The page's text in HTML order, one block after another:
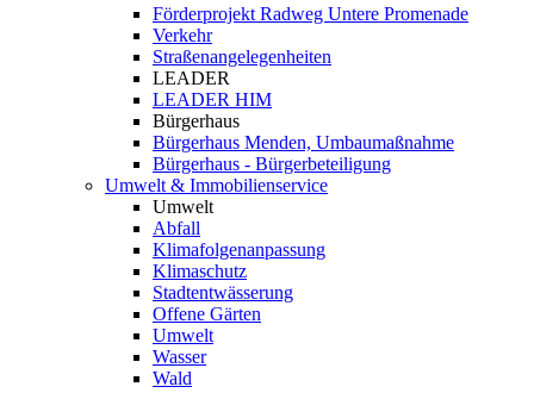
Förderprojekt Radweg Untere Promenade
Verkehr
Straßenangelegenheiten
LEADER
LEADER HIM
Bürgerhaus
Bürgerhaus Menden, Umbaumaßnahme
Bürgerhaus - Bürgerbeteiligung
Umwelt & Immobilienservice
Umwelt
Abfall
Klimafolgenanpassung
Klimaschutz
Stadtentwässerung
Offene Gärten
Umwelt
Wasser
Wald